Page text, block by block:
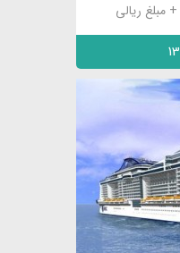
+ مبلغ ریالی